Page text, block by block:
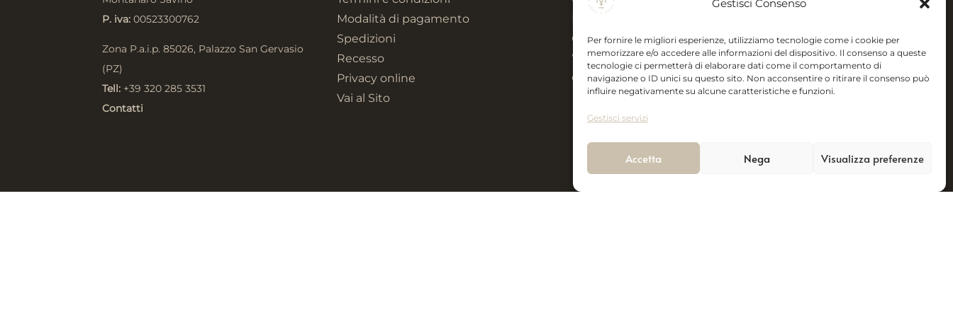
Gestisci Consenso
Per fornire le migliori esperienze, utilizziamo tecnologie come i cookie per
memorizzare e/o accedere alle informazioni del dispositivo. Il consenso a queste
tecnologie ci permetterà di elaborare dati come il comportamento di
navigazione o ID unici su questo sito. Non acconsentire o ritirare il consenso può
influire negativamente su alcune caratteristiche e funzioni.
Gestisci servizi
Accetta Nega Visualizza preferenze
P. iva: 00523300762
Zona P.a.i.p. 85026, Palazzo San Gervasio
(PZ)
Tell: +39 320 285 3531
Contatti
Modalità di pagamento
Spedizioni
Recesso
Privacy online
Vai al Sito
Ceramic Collection
Wedding Collection
Gift box
Carrello
Prodotti
Newsletter